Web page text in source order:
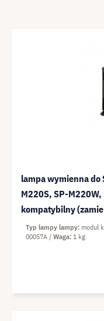
lampa wymienna do
M220S, SP-M220W,
kompatybilny
Typ lampy lampy moduł
00057A
Waga 1 kg